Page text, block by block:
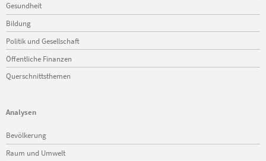
Gesundheit
Bildung
Politik und Gesellschaft
Öffentliche Finanzen
Querschnittsthemen
Analysen
Navigation
überspringen
Bevölkerung
Raum und Umwelt